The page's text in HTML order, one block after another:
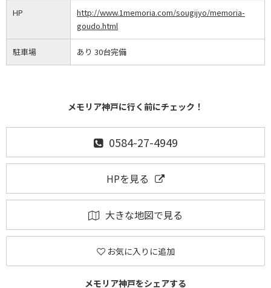
HP
http://www.1memoria.com/sougijyo/memoria-
goudo.html
駐車場 あり 30台完備
メモリア神戸に行く前にチェック！
0584-27-4949
HPを見る
大きな地図で見る
お気に入りに追加
メモリア神戸をシェアする